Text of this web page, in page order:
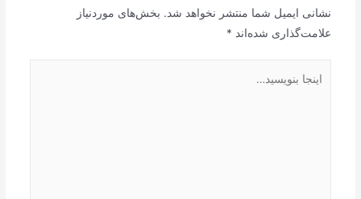
نشانی ایمیل شما منتشر نخواهد شد. بخش‌های موردنیاز
علامت‌گذاری شده‌اند *
بنویسید…